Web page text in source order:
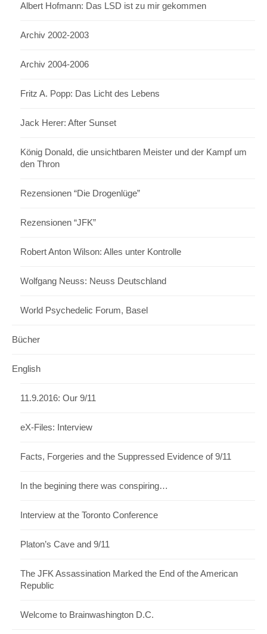
Albert Hofmann: Das LSD ist zu mir gekommen
Archiv 2002-2003
Archiv 2004-2006
Fritz A. Popp: Das Licht des Lebens
Jack Herer: After Sunset
König Donald, die unsichtbaren Meister und der Kampf um
den Thron
Rezensionen “Die Drogenlüge”
Rezensionen “JFK”
Robert Anton Wilson: Alles unter Kontrolle
Wolfgang Neuss: Neuss Deutschland
World Psychedelic Forum, Basel
Bücher
English
11.9.2016: Our 9/11
eX-Files: Interview
Facts, Forgeries and the Suppressed Evidence of 9/11
In the begining there was conspiring…
Interview at the Toronto Conference
Platon’s Cave and 9/11
The JFK Assassination Marked the End of the American
Republic
Welcome to Brainwashington D.C.